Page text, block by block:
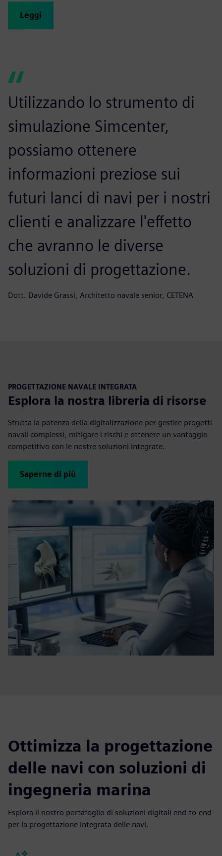
Leggi
Utilizzando lo strumento di
simulazione Simcenter,
possiamo ottenere
informazioni preziose sui
futuri lanci di navi per i nostri
clienti e analizzare l'effetto
che avranno le diverse
soluzioni di progettazione.
Dott. Davide Grassi, Architetto navale senior, CETENA
PROGETTAZIONE NAVALE INTEGRATA
Esplora la nostra libreria di risorse
Sfrutta la potenza della digitalizzazione per gestire progetti
navali complessi, mitigare i rischi e ottenere un vantaggio
competitivo con le nostre soluzioni integrate.
Saperne di più
Ottimizza la progettazione
delle navi con soluzioni di
ingegneria marina
Esplora il nostro portafoglio di soluzioni digitali end-to-end
per la progettazione integrata delle navi.